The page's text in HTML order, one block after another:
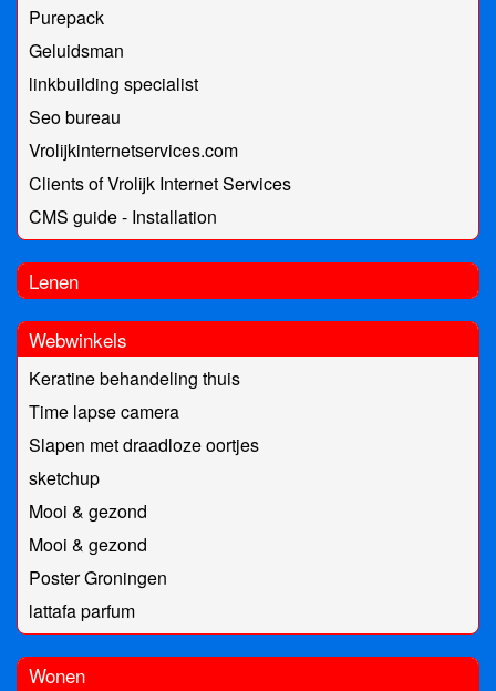
Purepack
Geluidsman
linkbuilding specialist
Seo bureau
Vrolijkinternetservices.com
Clients of Vrolijk Internet Services
CMS guide - Installation
Lenen
Webwinkels
Keratine behandeling thuis
Time lapse camera
Slapen met draadloze oortjes
sketchup
Mooi & gezond
Mooi & gezond
Poster Groningen
lattafa parfum
Wonen